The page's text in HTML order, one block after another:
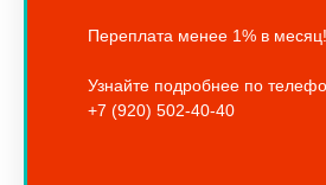
Переплата менее 1% в месяц!
Узнайте подробнее по
+7 (920) 502-40-40